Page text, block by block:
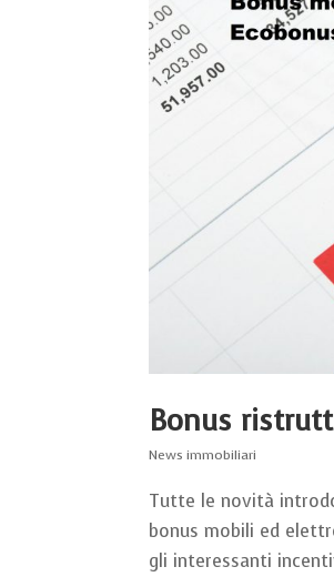
Bonus
News immobiliari
Tutte le novità
bonus mobili ed
gli interessanti